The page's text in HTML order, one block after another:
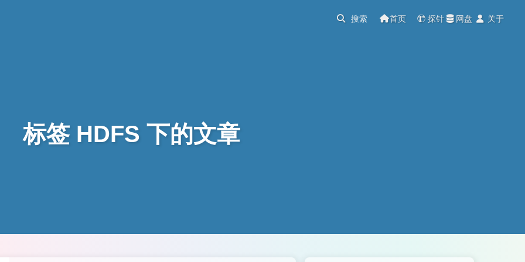
标签 HDFS 下的文章
首页 探针 网盘 关于